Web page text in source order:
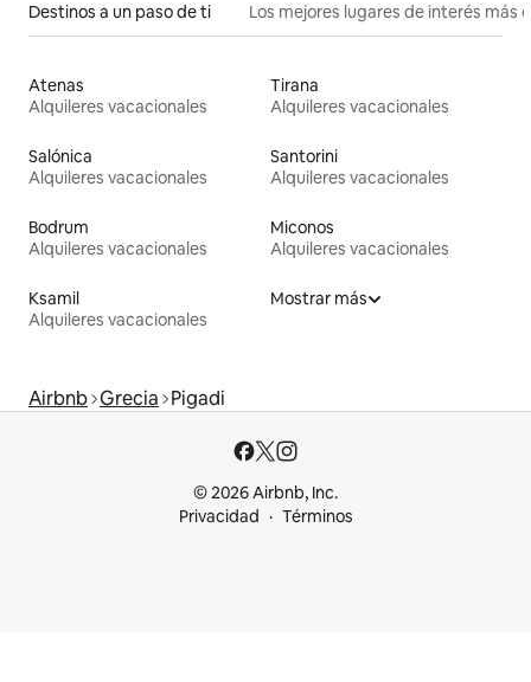
Destinos a un paso de ti Los mejores lugares de interés más
Atenas
Alquileres vacacionales
Tirana
Alquileres vacacionales
Salónica
Alquileres vacacionales
Santorini
Alquileres vacacionales
Bodrum
Alquileres vacacionales
Miconos
Alquileres vacacionales
Ksamil
Alquileres vacacionales
Mostrar más
Airbnb Grecia Pigadi
© 2026 Airbnb, Inc.
Privacidad
Términos